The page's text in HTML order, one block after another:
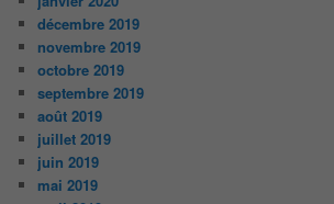
décembre 2019
novembre 2019
octobre 2019
septembre 2019
août 2019
juillet 2019
juin 2019
mai 2019